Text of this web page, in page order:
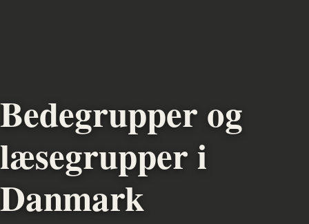
Bedegrupper og
læsegrupper i
Danmark